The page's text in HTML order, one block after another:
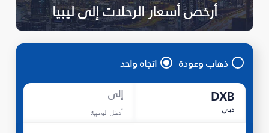
أرخص أسعار الرحلات إلى ليبيا
ذهاب وعودة اتجاه واحد
DXB
دبي
إلى
أدخل الوجهة